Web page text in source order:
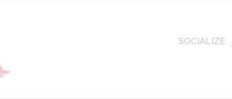
SOCIALIZE